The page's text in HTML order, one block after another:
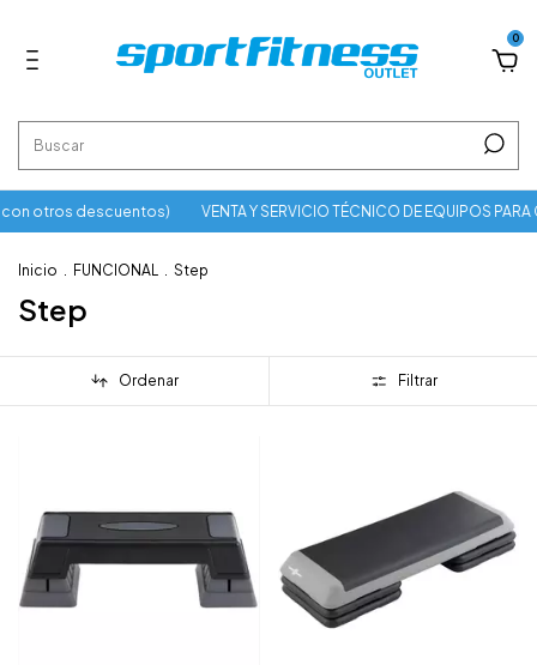
0
con otros descuentos) VENTA Y SERVICIO TÉCNICO DE EQUIPOS PARA
Inicio FUNCIONAL Step
Step
Ordenar Filtrar